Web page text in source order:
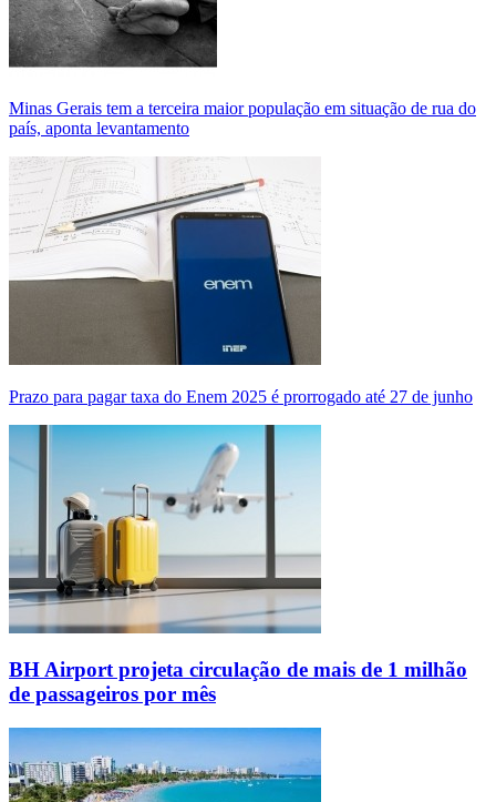
Minas Gerais tem a terceira maior população em situação de rua do
país, aponta levantamento
Prazo para pagar taxa do Enem 2025 é prorrogado até 27 de junho
BH Airport projeta circulação de mais de 1 milhão
de passageiros por mês